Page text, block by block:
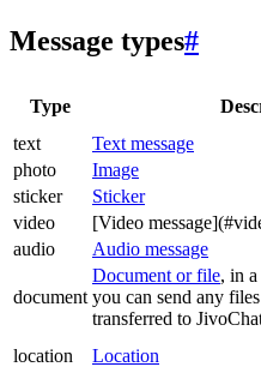
Message types#
Type
text
Text message
photo
Image
sticker
Sticker
video
[Video
audio
Audio message
document
Document or file, in
you can send any
transferred to
location Location